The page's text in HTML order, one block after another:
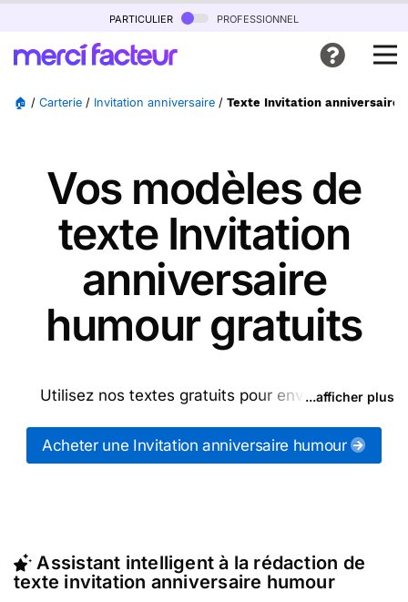
particulier professionnel
🏠 / Carterie / Invitation anniversaire / Texte Invitation anniversaire
Vos modèles de
texte Invitation
anniversaire
humour gratuits
Utilisez nos textes gratuits pour envoyer des
d'autres messages de la catégorie "Invitation
anniversaire") ou partagez ces modèles de textes
Facteur (c'est rapide et pas cher). Merci Facteur
vous propose 11 invitations anniversaire humour à
...afficher plus
Acheter une Invitation anniversaire humour
Assistant intelligent à la rédaction de
texte invitation anniversaire humour